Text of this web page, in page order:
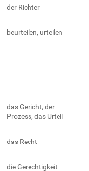
der Richter
beurteilen, urteilen
das Gericht, der
Prozess, das Urteil
das Recht
die Gerechtigkeit